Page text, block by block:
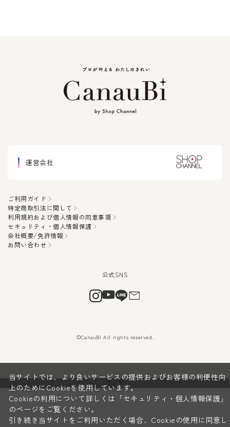
1 /2
運営会社
ご利用ガイド
特定商取引法に関して
利用規約および個人情報の同意事項
セキュリティ・個人情報保護
会社概要/免許情報
お問い合わせ
©CanauBi All rights reserved.
当サイトでは、より良いサービスの提供およびお客様の利便性向
上のためにCookieを使用しています。
Cookieの利用について詳しくは 「セキュリティ・個人情報保護」
のページをご覧ください。
引き続き当サイトをご利用いただく場合、Cookieの使用に同意し